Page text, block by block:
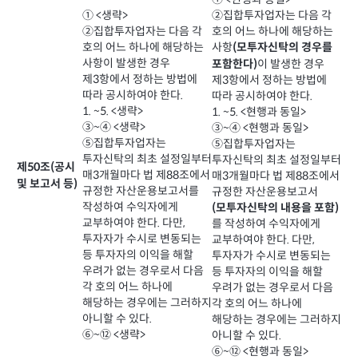
제50조(공시
및 보고서 등)
① <생략>
②집합투자업자는 다음 각
호의 어느 하나에 해당하는
사항이 발생한 경우
제3항에서 정하는 방법에
따라 공시하여야 한다.
1. ~5. <생략>
③~④ <생략>
⑤집합투자업자는
투자신탁의 최초 설정일부터
매3개월마다 법 제88조에서
규정한 자산운용보고서를
작성하여 수익자에게
교부하여야 한다. 다만,
투자자가 수시로 변동되는
등 투자자의 이익을 해할
우려가 없는 경우로서 다음
각 호의 어느 하나에
해당하는 경우에는 그러하지
아니할 수 있다.
⑥~⑫ <생략>
②집합투자업자는 다음 각
호의 어느 하나에 해당하는
사항(모투자신탁의 경우를
포함한다)이 발생한 경우
제3항에서 정하는 방법에
따라 공시하여야 한다.
1. ~5. <현행과 동일>
③~④ <현행과 동일>
⑤집합투자업자는
투자신탁의 최초 설정일부터
매3개월마다 법 제88조에서
규정한 자산운용보고서
(모투자신탁의 내용을 포함)
를 작성하여 수익자에게
교부하여야 한다. 다만,
투자자가 수시로 변동되는
등 투자자의 이익을 해할
우려가 없는 경우로서 다음
각 호의 어느 하나에
해당하는 경우에는 그러하지
아니할 수 있다.
⑥~⑫ <현행과 동일>